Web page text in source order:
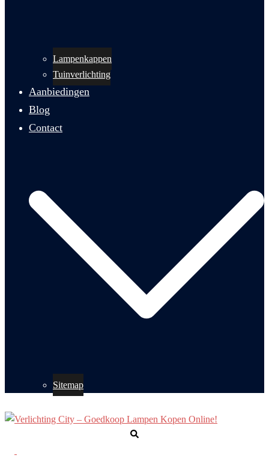
Lampenkappen
Tuinverlichting
Aanbiedingen
Blog
Contact
Sitemap